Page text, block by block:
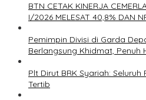
BTN CETAK KINERJA
I/2026 MELESAT 40,8% DAN
Pemimpin Divisi di Garda
Berlangsung Khidmat,
Plt Dirut BRK Syariah:
Tertib